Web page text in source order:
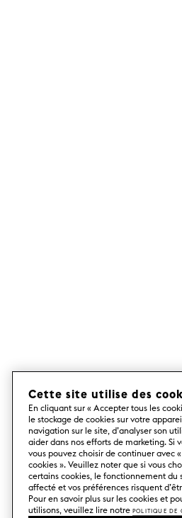
Cette site utilise des
En cliquant sur « Accepter tous les
le stockage de cookies sur votre
navigation sur le site, d’analyser son
aider dans nos efforts de marketing. Si
vous pouvez choisir de continuer avec
cookies ». Veuillez noter que si vous
certains cookies, le fonctionnement du
affecté et vos préférences risquent
Pour en savoir plus sur les cookies et
utilisons, veuillez lire notre Politique de